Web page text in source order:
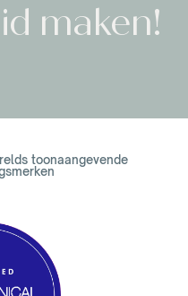
maken!
toonaangevende